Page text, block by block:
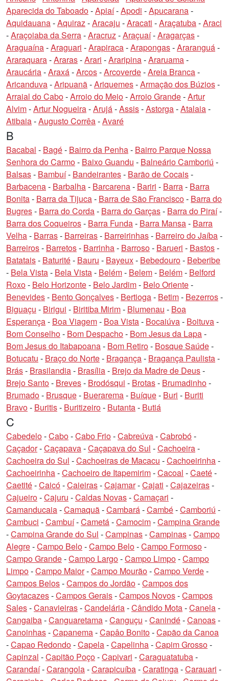
Aparecida do Taboado-Apiaí-Apodi -Apucarana-
Aquidauana-Aquiraz-Aracaju -Aracati -Araçatuba-Araci
-Araçoiaba da Serra-Aracruz-Araçuaí-Aragarças-
Araguaína-Araguari -Arapiraca-Arapongas-Araranguá-
Araraquara-Araras-Arari -Araripina-Araruama-
Araucária-Araxá-Arcos-Arcoverde-Areia Branca-
Aricanduva-Aripuanã-Ariquemes-Armação dos Búzios-
Arraial do Cabo-Arroio do Meio-Arroio Grande-Artur
Alvim-Artur Nogueira-Arujá-Assis-Astorga-Atalaia-
Atibaia-Augusto Corrêa-Avaré
B
Bacabal - Bagé- Bairro da Penha- Bairro Parque Nossa
Senhora do Carmo- Baixo Guandu - Balneário Camboriú -
Balsas- Bambuí- Bandeirantes- Barão de Cocais-
Barbacena- Barbalha- Barcarena- Bariri - Barra- Barra
Bonita- Barra da Tijuca- Barra de São Francisco- Barra do
Bugres- Barra do Corda- Barra do Garças- Barra do Piraí-
Barra dos Coqueiros- Barra Funda- Barra Mansa- Barra
Velha- Barras- Barreiras- Barreirinhas- Barreiro do Jaíba-
Barreiros- Barretos- Barrinha- Barroso- Barueri - Bastos-
Batatais- Baturité- Bauru - Bayeux- Bebedouro- Beberibe
- Bela Vista- Bela Vista- Belém- Belem- Belém- Belford
Roxo- Belo Horizonte- Belo Jardim- Belo Oriente-
Benevides- Bento Gonçalves- Bertioga- Betim- Bezerros-
Biguaçu - Birigui - Biritiba Mirim- Blumenau - Boa
Esperança- Boa Viagem- Boa Vista- Bocaiúva- Boituva-
Bom Conselho- Bom Despacho- Bom Jesus da Lapa-
Bom Jesus do Itabapoana- Bom Retiro- Bosque Saúde-
Botucatu - Braço do Norte- Bragança- Bragança Paulista-
Brás- Brasilandia- Brasília- Brejo da Madre de Deus-
Brejo Santo- Breves- Brodósqui - Brotas- Brumadinho-
Brumado- Brusque- Buerarema- Buíque- Buri - Buriti
Bravo- Buritis- Buritizeiro- Butanta- Butiá
C
Cabedelo-Cabo-Cabo Frio-Cabreúva-Cabrobó-
Caçador-Caçapava-Caçapava do Sul -Cachoeira-
Cachoeira do Sul -Cachoeiras de Macacu -Cachoeirinha-
Cachoeirinha-Cachoeiro de Itapemirim-Cacoal -Caeté-
Caetité-Caicó-Caieiras-Cajamar-Cajati -Cajazeiras-
Cajueiro-Cajuru -Caldas Novas-Camaçari -
Camanducaia-Camaquã-Cambará-Cambé-Camboriú -
Cambuci -Cambuí-Cametá-Camocim-Campina Grande
-Campina Grande do Sul -Campinas-Campinas-Campo
Alegre-Campo Belo-Campo Belo-Campo Formoso-
Campo Grande-Campo Largo-Campo Limpo-Campo
Limpo-Campo Maior-Campo Mourão-Campo Verde-
Campos Belos-Campos do Jordão-Campos dos
Goytacazes-Campos Gerais-Campos Novos-Campos
Sales-Canavieiras-Candelária-Cândido Mota-Canela-
Cangaiba-Canguaretama-Canguçu -Canindé-Canoas-
Canoinhas-Capanema-Capâo Bonito-Capão da Canoa
-Capao Redondo-Capela-Capelinha-Capim Grosso-
Capinzal -Capitão Poço-Capivari -Caraguatatuba-
Carandaí-Carangola-Carapicuíba-Caratinga-Carauari -